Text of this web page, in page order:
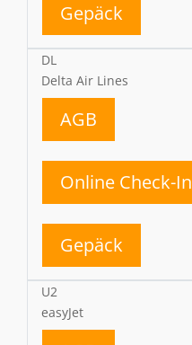
Gepäck
DL
Delta Air Lines
AGB
Online Check-In
Gepäck
U2
easyJet